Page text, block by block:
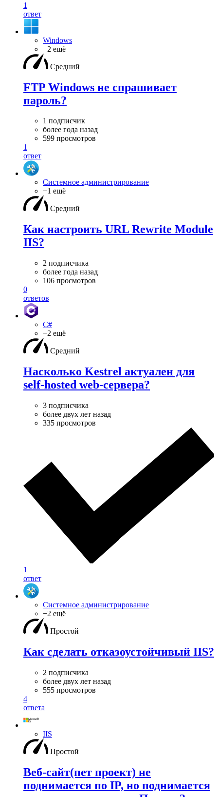
1
ответ
Windows
+2 ещё
Средний
FTP Windows не спрашивает
пароль?
1 подписчик
более года назад
599 просмотров
1
ответ
Системное администрирование
+1 ещё
Средний
Как настроить URL Rewrite Module
IIS?
2 подписчика
более года назад
106 просмотров
0
ответов
C#
+2 ещё
Средний
Насколько Kestrel актуален для
self-hosted web-сервера?
3 подписчика
более двух лет назад
335 просмотров
1
ответ
Системное администрирование
+2 ещё
Простой
Как сделать отказоустойчивый IIS?
2 подписчика
более двух лет назад
555 просмотров
4
ответа
IIS
Простой
Веб-сайт(пет проект) не
поднимается по IP, но поднимается